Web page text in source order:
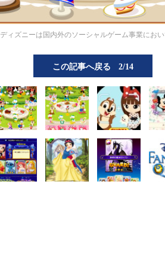
ィズニーは国内外のソーシャルゲーム事業におい
この記事へ戻る 2/14